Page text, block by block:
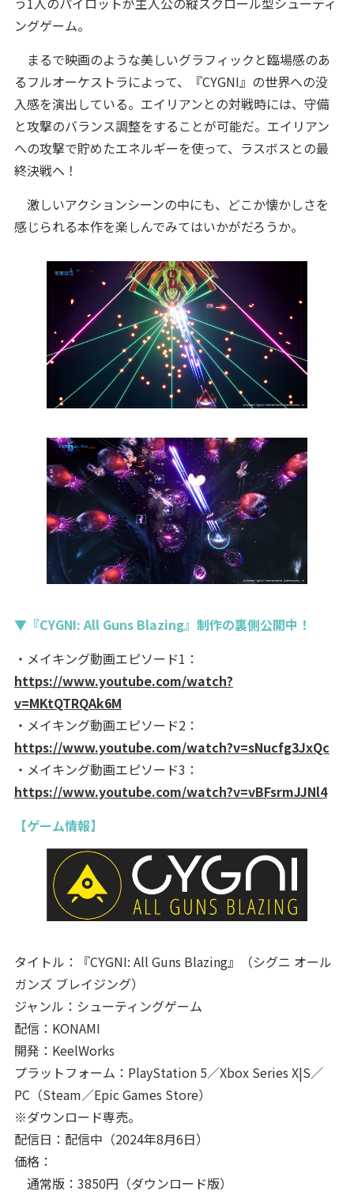
ングゲーム。
まるで映画のような美しいグラフィックと臨場感のあ
るフルオーケストラによって、『CYGNI』の世界への没
入感を演出している。エイリアンとの対戦時には、守備
と攻撃のバランス調整をすることが可能だ。エイリアン
への攻撃で貯めたエネルギーを使って、ラスボスとの最
終決戦へ！
激しいアクションシーンの中にも、どこか懐かしさを
感じられる本作を楽しんでみてはいかがだろうか。
▼『CYGNI: All Guns Blazing』制作の裏側公開中！
・メイキング動画エピソード1：
https://www.youtube.com/watch?
v=MKtQTRQAk6M
・メイキング動画エピソード2：
https://www.youtube.com/watch?v=sNucfg3JxQc
・メイキング動画エピソード3：
https://www.youtube.com/watch?v=vBFsrmJJNl4
【ゲーム情報】
タイトル：『CYGNI: All Guns Blazing』（シグニ オール
ガンズ ブレイジング）
ジャンル：シューティングゲーム
配信：KONAMI
開発：KeelWorks
プラットフォーム：PlayStation 5／Xbox Series X|S／
PC（Steam／Epic Games Store）
※ダウンロード専売。
配信日：配信中（2024年8月6日）
価格：
通常版：3850円（ダウンロード版）